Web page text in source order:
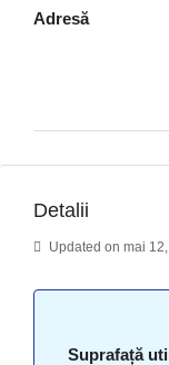
Adresă
Detalii
Updated on mai
Suprafață